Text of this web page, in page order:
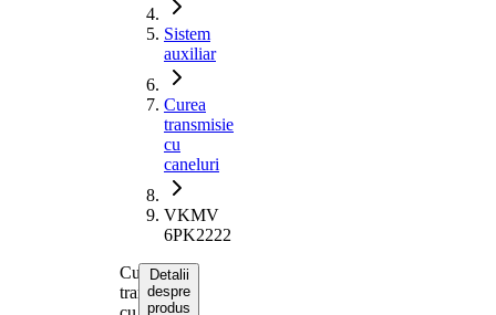
Sistem
auxiliar
Curea
transmisie
cu
caneluri
VKMV
6PK2222
Curea
transmisie
Detalii
despre
produs